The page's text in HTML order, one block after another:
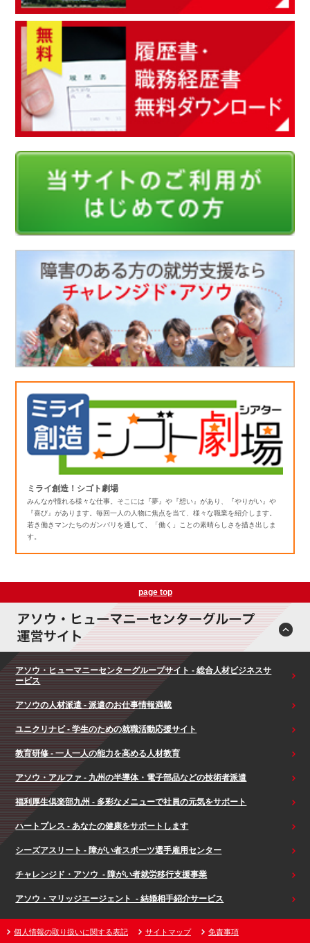
ミライ創造！シゴト劇場
みんなが憧れる様々な仕事。そこには『夢』や『想い』があり、『やりがい』や
『喜び』があります。毎回一人の人物に焦点を当て、様々な職業を紹介します。
若き働きマンたちのガンバリを通して、「働く」ことの素晴らしさを描き出しま
す。
page top
アソウ・ヒューマニーセンターグループサイト - 総合人材ビジネスサ
ービス
アソウの人材派遣 - 派遣のお仕事情報満載
ユニクリナビ - 学生のための就職活動応援サイト
教育研修 - 一人一人の能力を高める人材教育
アソウ・アルファ - 九州の半導体・電子部品などの技術者派遣
福利厚生倶楽部九州 - 多彩なメニューで社員の元気をサポート
ハートプレス - あなたの健康をサポートします
シーズアスリート - 障がい者スポーツ選手雇用センター
チャレンジド・アソウ - 障がい者就労移行支援事業
アソウ・マリッジエージェント - 結婚相手紹介サービス
個人情報の取り扱いに関する表記 サイトマップ 免責事項